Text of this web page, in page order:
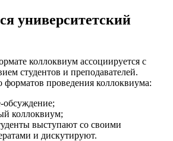
университетский
коллоквиум ассоциируется с
студентов и преподавателей.
форматов проведения коллоквиума:
обсуждение;
коллоквиум;
выступают со своими
и дискутируют.